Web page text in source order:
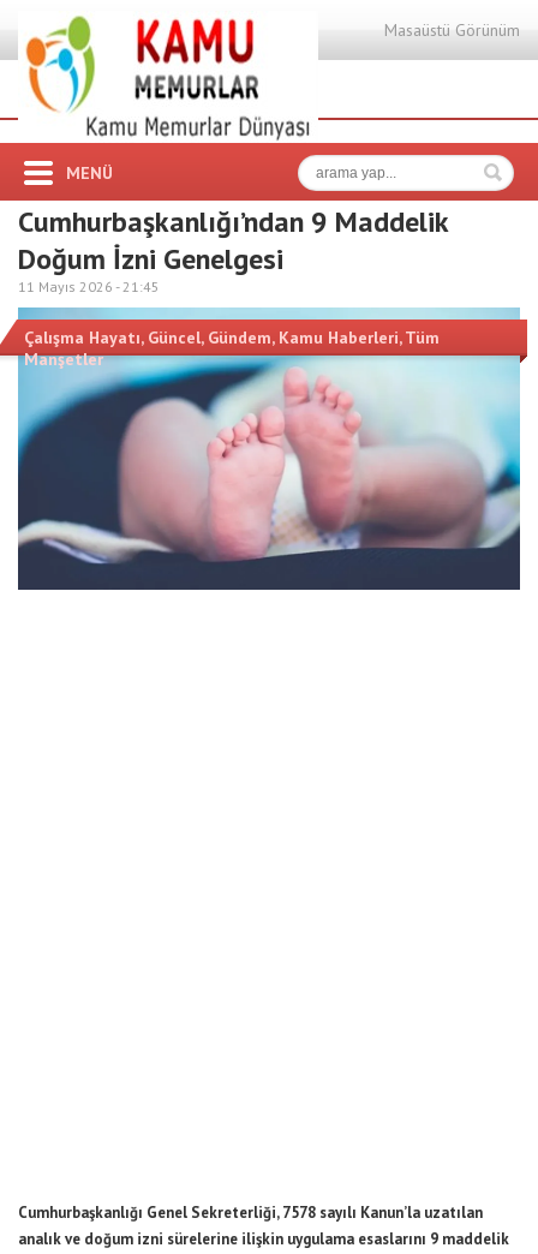
Masaüstü Görünüm
MENÜ
Cumhurbaşkanlığı’ndan 9 Maddelik
Doğum İzni Genelgesi
11 Mayıs 2026 -21:45
Çalışma Hayatı, Güncel, Gündem, Kamu Haberleri,Tüm
Manşetler
Cumhurbaşkanlığı Genel Sekreterliği, 7578 sayılı Kanun’la uzatılan
analık ve doğum izni sürelerine ilişkin uygulama esaslarını 9 maddelik